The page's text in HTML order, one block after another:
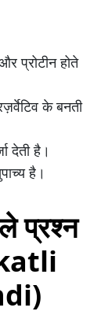
प्रोटीन होते
के बनती
देती है।
है।
प्रश्न